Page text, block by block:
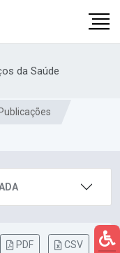
da Saúde
Publicações
PDF
CSV